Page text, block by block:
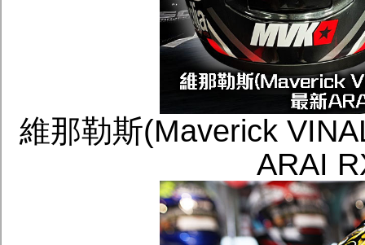
維那勒斯(Maverick
ARAI